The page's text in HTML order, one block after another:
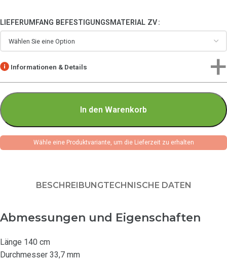
LIEFERUMFANG BEFESTIGUNGSMATERIAL ZV
Informationen & Details
In den Warenkorb
Wähle eine Produktvariante, um die Lieferzeit zu erhalten
BESCHREIBUNGTECHNISCHE DATEN
Abmessungen und Eigenschaften
Länge 140 cm
Durchmesser 33,7 mm